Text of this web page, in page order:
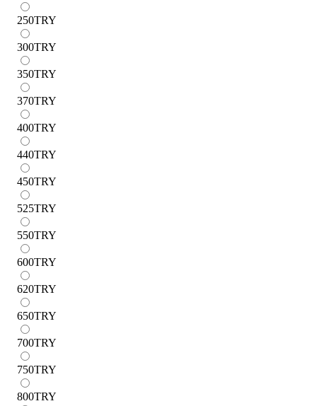
250TRY
300TRY
350TRY
370TRY
400TRY
440TRY
450TRY
525TRY
550TRY
600TRY
620TRY
650TRY
700TRY
750TRY
800TRY